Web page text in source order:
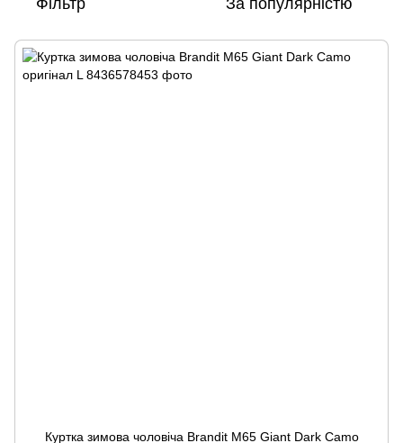
Фільтр За популярністю
Куртка зимова чоловіча Brandit M65 Giant Dark Camo